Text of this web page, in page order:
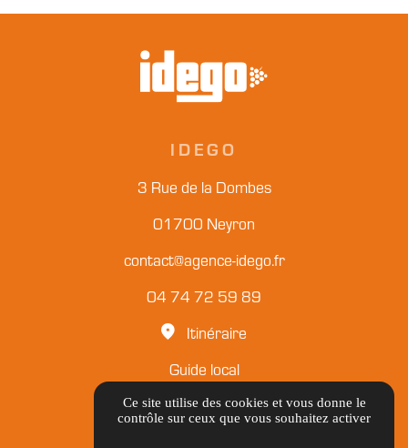
IDEGO
3 Rue de la Dombes
01700 Neyron
contact@agence-idego.fr
04 74 72 59 89
Itinéraire
Guide local
Informations complémentaires
Ce site utilise des cookies et vous donne le
contrôle sur ceux que vous souhaitez activer